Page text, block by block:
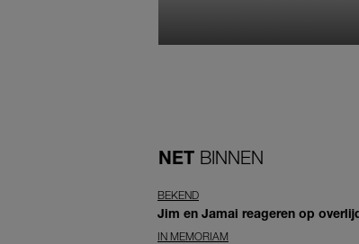
NET BINNEN
BEKEND
Jim en Jamai reageren op
IN MEMORIAM